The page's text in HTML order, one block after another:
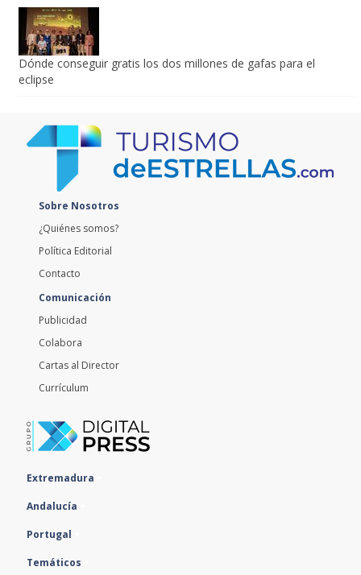
Dónde conseguir gratis los dos millones de gafas para el
eclipse
Sobre Nosotros
¿Quiénes somos?
Política Editorial
Contacto
Comunicación
Publicidad
Colabora
Cartas al Director
Currículum
Extremadura
Andalucía
Portugal
Temáticos